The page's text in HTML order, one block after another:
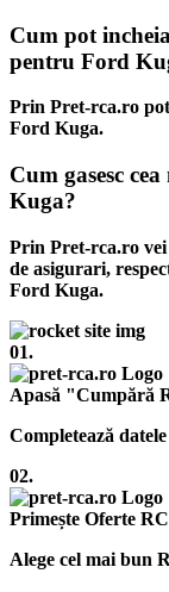
Cum pot
pentru Ford
Prin Pret-rca.ro
Ford Kuga.
Cum gasesc
Kuga?
Prin Pret-rca.ro vei
de asigurari,
Ford Kuga.
01.
Apasă "Cumpără
Completează datele
02.
Primește Oferte
Alege cel mai bun